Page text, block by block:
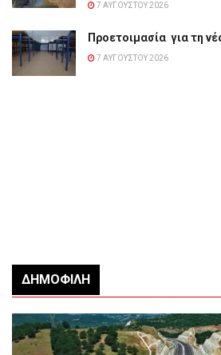
7 ΑΥΓΟΎΣΤΟΥ 2026
Προετοιμασία για τη
7 ΑΥΓΟΎΣΤΟΥ 2026
ΔΗΜΟΦΙΛΉ